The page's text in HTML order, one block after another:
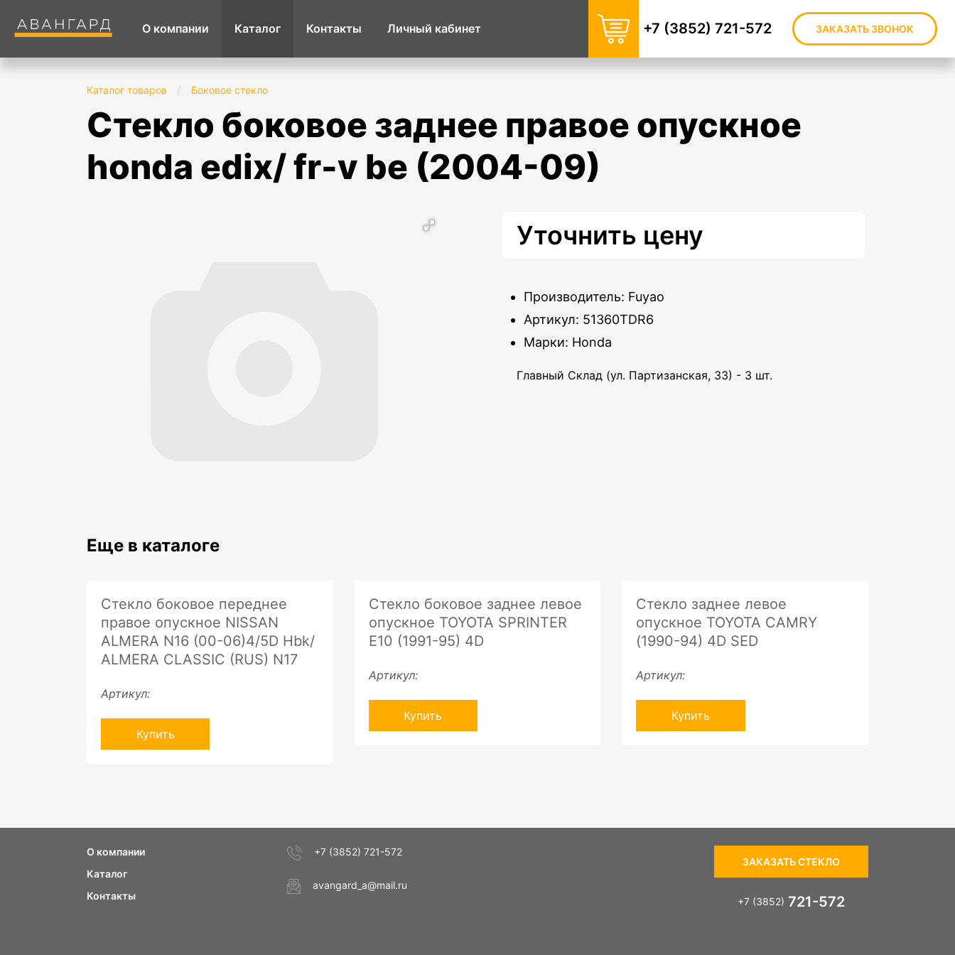
О компании Каталог Контакты Личный кабинет +7 (3852) 721-572 ЗАКАЗАТЬ ЗВОНОК
Каталог товаров / Боковое стекло
стекло боковое заднее правое опускное
honda edix/ fr-v be (2004-09)
Уточнить цену
Производитель: Fuyao
Артикул: 51360TDR6
Марки: Honda
Главный Склад (ул. Партизанская, 33) - 3 шт.
Еще в каталоге
Стекло боковое переднее
правое опускное NISSAN
ALMERA N16 (00-06)4/5D Hbk/
ALMERA CLASSIC (RUS) N17
Артикул:
Купить
Стекло боковое заднее левое
опускное TOYOTA SPRINTER
E10 (1991-95) 4D
Артикул:
Купить
Стекло заднее левое
опускное TOYOTA CAMRY
(1990-94) 4D SED
Артикул:
Купить
О компании
Каталог
Контакты
+7 (3852) 721-572
avangard_a@mail.ru
ЗАКАЗАТЬ СТЕКЛО
+7 (3852) 721-572